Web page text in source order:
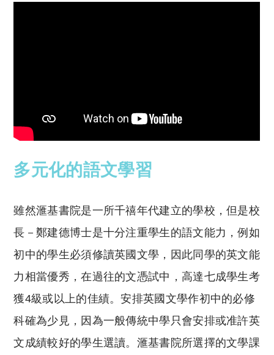
多元化的語文學習
雖然滙基書院是一所千禧年代建立的學校，但是校
長－鄭建德博士是十分注重學生的語文能力，例如
初中的學生必須修讀英國文學，因此同學的英文能
力相當優秀，在過往的文憑試中，高達七成學生考
獲4級或以上的佳績。安排英國文學作初中的必修
科確為少見，因為一般傳統中學只會安排或准許英
文成績較好的學生選讀。滙基書院所選擇的文學課